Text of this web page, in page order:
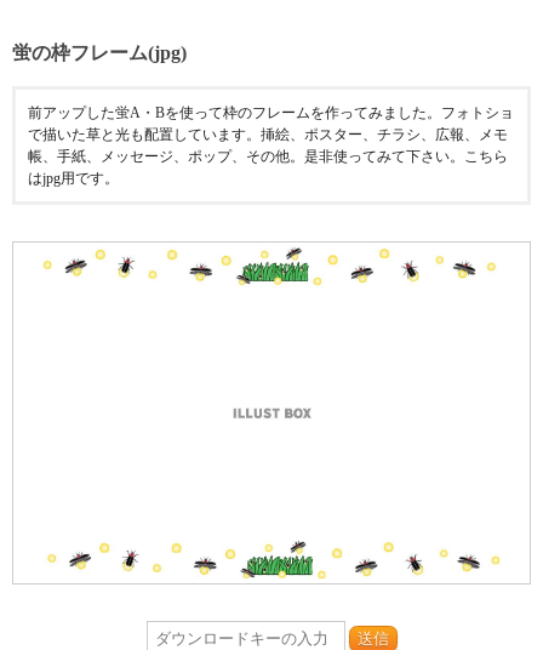
蛍の枠フレーム(jpg)
前アップした蛍A・Bを使って枠のフレームを作ってみました。フォトショ
で描いた草と光も配置しています。挿絵、ポスター、チラシ、広報、メモ
帳、手紙、メッセージ、ポップ、その他。是非使ってみて下さい。こちら
はjpg用です。
送信